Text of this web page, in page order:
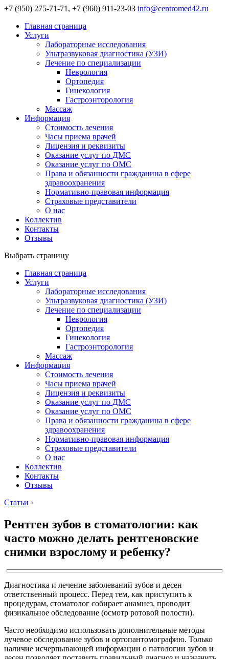
+7 (950) 275-71-71, +7 (960) 911-23-03 info@centromed42.ru
Главная страница
Услуги
Лабораторные исследования
Ультразвуковая диагностика (УЗИ)
Лечение по специализации
Неврология
Ортопедия
Гинекология
Гастроэнторология
Массаж
Информация
Стоимость лечения
Часы приема врачей
Лицензия и реквизиты
Оказание услуг по ДМС
Оказание услуг по ОМС
Права и обязанности гражданина в сфере
здравоохранения
Нормативно-правовая информация
Страховые представители
О нас
Коллектив
Контакты
Отзывы
Выбрать страницу
Главная страница
Услуги
Лабораторные исследования
Ультразвуковая диагностика (УЗИ)
Лечение по специализации
Неврология
Ортопедия
Гинекология
Гастроэнторология
Массаж
Информация
Стоимость лечения
Часы приема врачей
Лицензия и реквизиты
Оказание услуг по ДМС
Оказание услуг по ОМС
Права и обязанности гражданина в сфере
здравоохранения
Нормативно-правовая информация
Страховые представители
О нас
Коллектив
Контакты
Отзывы
Статьи ›
Рентген зубов в стоматологии: как
часто можно делать рентгеновские
снимки взрослому и ребенку?
Диагностика и лечение заболеваний зубов и десен
ответственный процесс. Перед тем, как приступить к
процедурам, стоматолог собирает анамнез, проводит
физикальное обследование (осмотр ротовой полости).
Часто необходимо использовать дополнительные методы
лучевое обследование зубов и ортопантомографию. Только
наличие исчерпывающей информации о патологии зубов и